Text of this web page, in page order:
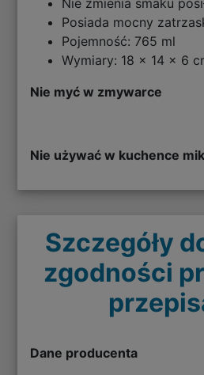
Posiada mocny
Pojemność: 765 ml
Wymiary: 18 x 14 x 6
Nie myć w zmywarce
Nie używać w kuchence
Szczegóły
zgodności
Dane producenta